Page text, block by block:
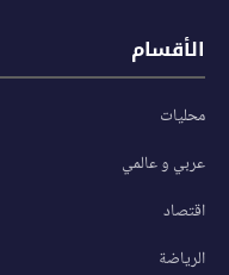
الأقسام
محليات
عربي و عالمي
اقتصاد
الرياضة